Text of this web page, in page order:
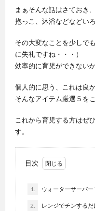
まぁそんな話はさておき
抱っこ、沐浴などなどい
その大変なことを少しで
に失礼ですね・・・）
効率的に育児ができない
個人的に思う、これは良
そんなアイテム厳選５を
これから育児する方はぜ
す。
目次
1. ウォーターサーバ
2. レンジでチンする